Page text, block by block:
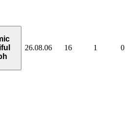
26.08.06 16 1 0